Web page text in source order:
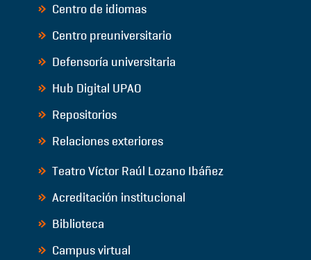
Centro de idiomas
Centro preuniversitario
Defensoría universitaria
Hub Digital UPAO
Repositorios
Relaciones exteriores
Teatro Víctor Raúl Lozano Ibáñez
Acreditación institucional
Biblioteca
Campus virtual